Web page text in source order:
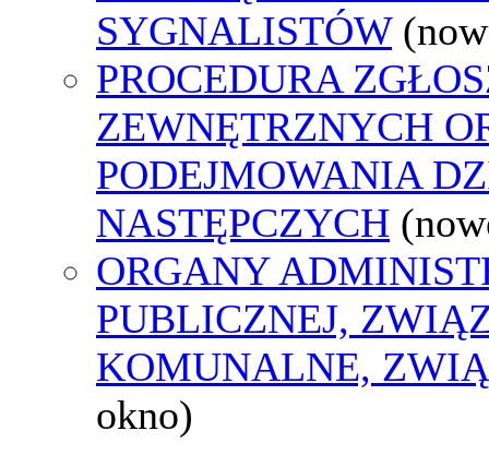
SYGNALISTÓW
PROCEDURA
ZEWNĘTRZNYCH
PODEJMOWANIA
NASTĘPCZYCH
ORGANY
PUBLICZNEJ,
KOMUNALNE,
okno)